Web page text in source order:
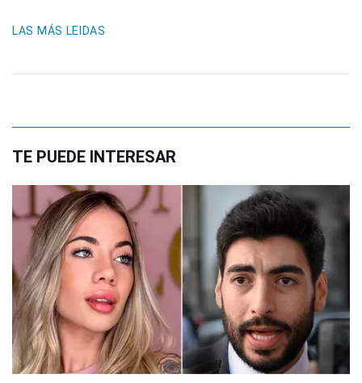
LAS MÁS LEIDAS
TE PUEDE INTERESAR